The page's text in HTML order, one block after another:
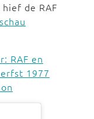
de RAF
RAF en
1977